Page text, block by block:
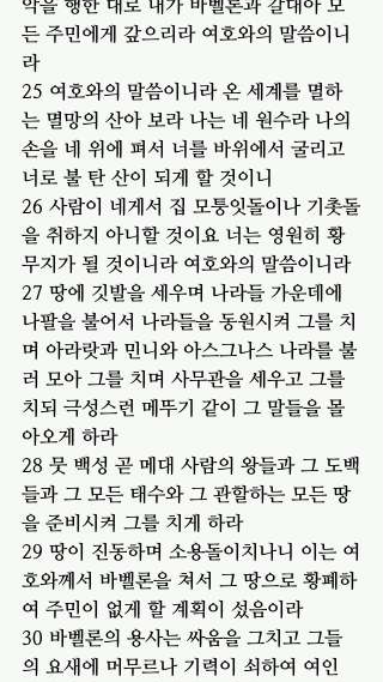
악을 행한 대로 내가 바벨론과 갈대아 모
든 주민에게 갚으리라 여호와의 말씀이니
라
25 여호와의 말씀이니라 온 세계를 멸하
는 멸망의 산아 보라 나는 네 원수라 나의
손을 네 위에 펴서 너를 바위에서 굴리고
너로 불 탄 산이 되게 할 것이니
26 사람이 네게서 집 모퉁잇돌이나 기촛돌
을 취하지 아니할 것이요 너는 영원히 황
무지가 될 것이니라 여호와의 말씀이니라
27 땅에 깃발을 세우며 나라들 가운데에
나팔을 불어서 나라들을 동원시켜 그를 치
며 아라랏과 민니와 아스그나스 나라를 불
러 모아 그를 치며 사무관을 세우고 그를
치되 극성스런 메뚜기 같이 그 말들을 몰
아오게 하라
28 뭇 백성 곧 메대 사람의 왕들과 그 도백
들과 그 모든 태수와 그 관할하는 모든 땅
을 준비시켜 그를 치게 하라
29 땅이 진동하며 소용돌이치나니 이는 여
호와께서 바벨론을 쳐서 그 땅으로 황폐하
여 주민이 없게 할 계획이 섰음이라
30 바벨론의 용사는 싸움을 그치고 그들
의 요새에 머무르나 기력이 쇠하여 여인